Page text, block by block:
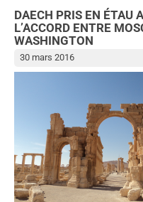
DAECH PRIS EN ÉTAU
L’ACCORD ENTRE
WASHINGTON
30 mars 2016